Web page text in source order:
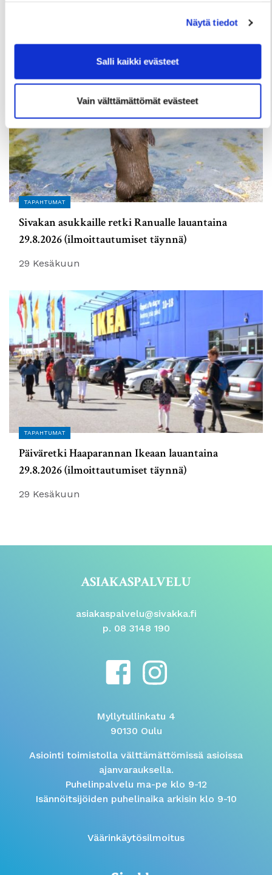
Näytä tiedot
Salli kaikki evästeet
Vain välttämättömät evästeet
TAPAHTUMAT
Sivakan asukkaille retki Ranualle lauantaina
29.8.2026 (ilmoittautumiset täynnä)
29 Kesäkuun
TAPAHTUMAT
Päiväretki Haaparannan Ikeaan lauantaina
29.8.2026 (ilmoittautumiset täynnä)
29 Kesäkuun
ASIAKASPALVELU
asiakaspalvelu@sivakka.fi
p. 08 3148 190
Myllytullinkatu 4
90130 Oulu
Asiointi toimistolla välttämättömissä asioissa
ajanvarauksella.
Puhelinpalvelu ma-pe klo 9-12
Isännöitsijöiden puhelinaika arkisin klo 9-10
Väärinkäytösilmoitus